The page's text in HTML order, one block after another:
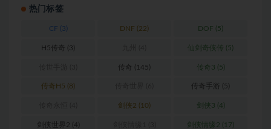
热门标签
CF (3) DNF (22) DOF (5)
H5传奇 (3) 仙剑奇侠传 (5)
传奇 (145) 传奇3 (5)
传奇H5 (8) 传奇手游 (5)
剑侠2 (10) 剑侠3 (4)
剑侠世界2 (4) 剑侠情缘2 (17)